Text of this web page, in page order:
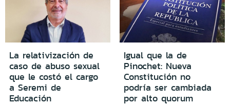
La relativización de
caso de abuso sexual
que le costó el cargo
a Seremi de
Educación
Igual que la de
Pinochet: Nueva
Constitución no
podría ser cambiada
por alto quorum